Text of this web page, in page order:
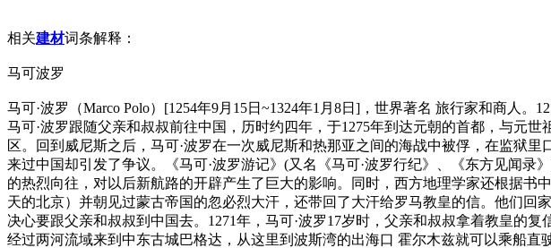
相关建材词条解释：
马可波罗
马可·波罗（Marco Polo）[1254年9月15日~1324年1月8日]，世界著名 旅行家和商人
马可·波罗跟随父亲和叔叔前往中国，历时约四年，于1275年到达元朝的首都，与元
区。回到威尼斯之后，马可·波罗在一次威尼斯和热那亚之间的海战中被俘，在监狱
来过中国却引发了争议。《马可·波罗游记》(又名《马可·波罗行纪》、《东方见闻
的热烈向往，对以后新航路的开辟产生了巨大的影响。同时，西方地理学家还根据书
天的北京）并朝见过蒙古帝国的忽必烈大汗，还带回了大汗给罗马教皇的信。他们回
决心要跟父亲和叔叔到中国去。1271年，马可·波罗17岁时，父亲和叔叔拿着教皇的复
经过两河流域来到中东古城巴格达，从这里到波斯湾的出海口 霍尔木兹就可以乘船